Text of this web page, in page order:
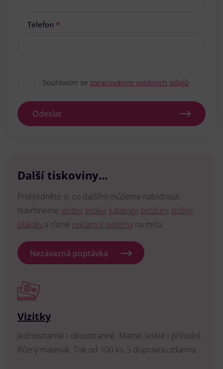
Telefon *
Souhlasím se zpracováním osobních údajů
Odeslat
Další tiskoviny...
Prohlédněte si, co dalšího můžeme nabídnout.
Navrhneme vizitky, letáky, katalogy, brožury, složky,
plakáty a různé reklamní systémy na míru.
Nezávazná poptávka
Vizitky
Jednostranné i oboustranné. Matné, lesklé i přírodní.
Různý materiál. Tisk od 100 ks. S dopravou zdarma.